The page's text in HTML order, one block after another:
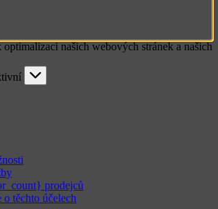
optimalizaci našich webových stránek a našich
prodejců
o těchto účelech